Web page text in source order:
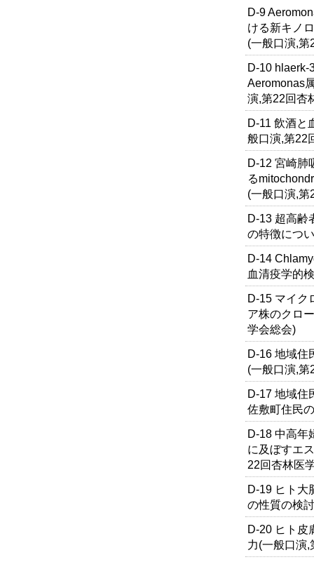
D-9
ける新キノ
(一般口演,第
D-10 hlaerk-
Aeromonas
演,第22回杏
D-11 飲酒と
般口演,第22
D-12 宮崎肺
る
(一般口演,第
D-13 超高齢
の特徴につ
D-14
血清疫学的
D-15 マイク
ア株のクロ
学会総会)
D-16 地域住
(一般口演,第
D-17 地域住
佐敷町住民
D-18 中高年
に及ぼすエ
22回杏林医
D-19 ヒト大
の性質の検
D-20 ヒト皮
力(一般口演,